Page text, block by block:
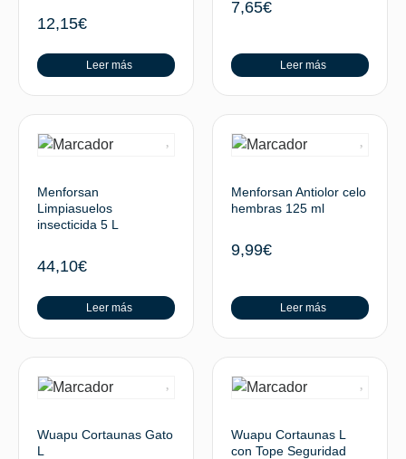
12,15€
Leer más
7,65€
Leer más
Menforsan
Limpiasuelos
insecticida 5 L
44,10€
Leer más
Menforsan Antiolor celo
hembras 125 ml
9,99€
Leer más
Wuapu Cortaunas Gato
L
Wuapu Cortaunas L
con Tope Seguridad